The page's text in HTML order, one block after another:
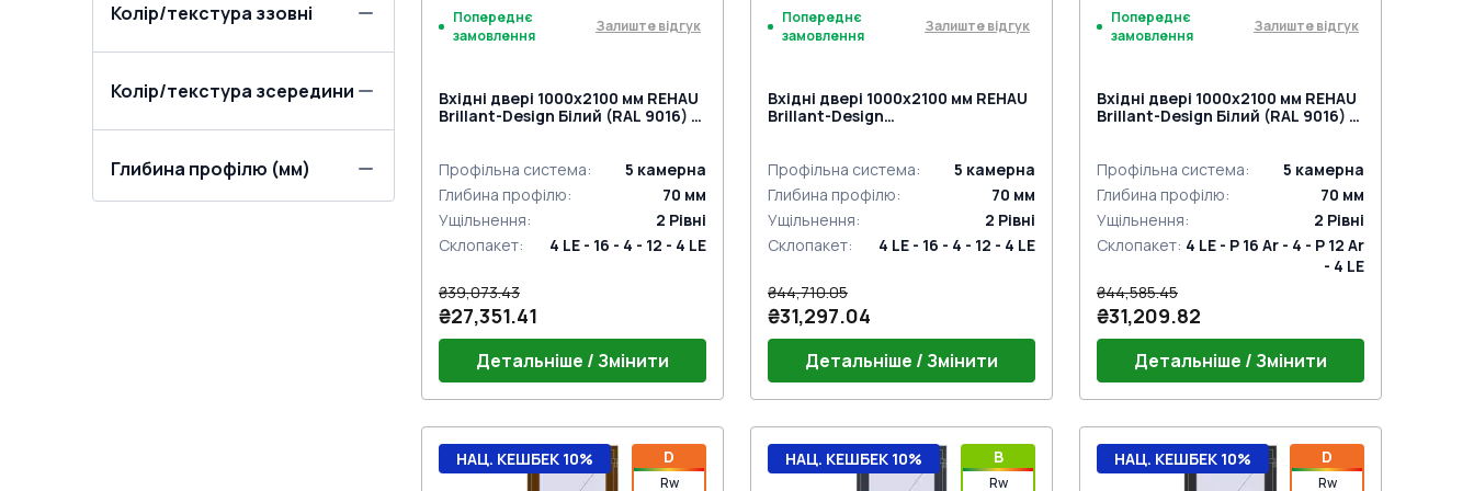
Колір/текстура ззовні
Колір/текстура зсередини
Глибина профілю (мм)
Попереднє
замовлення
Залиште відгук
Вхідні двері 1000x2100 мм REHAU
Brillant-Design Білий (RAL 9016) з
Профільна система: 5 камерна
Глибина профілю: 70 мм
Ущільнення: 2 Рівні
Склопакет: 4 LE - 16 - 4 - 12 - 4 LE
₴39,073.43
₴27,351.41
Детальніше / Змінити
Поріг 24mm (BrD)
Дверний гарнітур VICTORY MEDOS
Попереднє
замовлення
Залиште відгук
Вхідні двері 1000x2100 мм REHAU
Brillant-Design
Профільна система: 5 камерна
Глибина профілю: 70 мм
Ущільнення: 2 Рівні
Склопакет: 4 LE - 16 - 4 - 12 - 4 LE
₴44,710.05
₴31,297.04
Детальніше / Змінити
Поріг 24mm (BrD)
Дверний гарнітур VICTORY MEDOS
Попереднє
замовлення
Залиште відгук
Вхідні двері 1000x2100 мм REHAU
Brillant-Design Білий (RAL 9016) з
Профільна система: 5 камерна
Глибина профілю: 70 мм
Ущільнення: 2 Рівні
Склопакет: 4 LE - P 16 Ar - 4 - P 12 Ar
- 4 LE
₴44,585.45
₴31,209.82
Детальніше / Змінити
Поріг 24mm (BrD)
Дверний гарнітур BLAUGELB
D
Rw
НАЦ. КЕШБЕК 10% B
Rw
НАЦ. КЕШБЕК 10% D
Rw
НАЦ. КЕШБЕК 10%